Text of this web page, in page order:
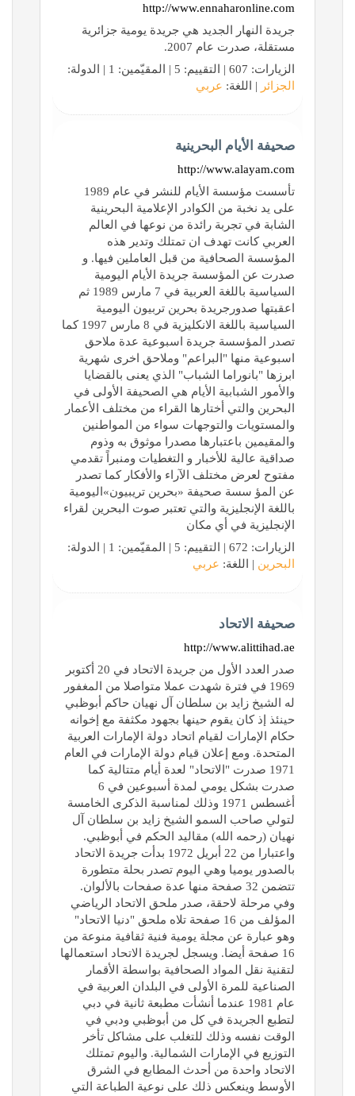
http://www.ennaharonline.com
جريدة النهار الجديد هي جريدة يومية جزائرية
مستقلة، صدرت عام 2007.
الزيارات: 607 | التقييم: 5 | المقيّمين: 1 | الدولة:
الجزائر | اللغة: عربي
صحيفة الأيام البحرينية
http://www.alayam.com
تأسست مؤسسة الأيام للنشر في عام 1989
على يد نخبة من الكوادر الإعلامية البحرينية
الشابة في تجربة رائدة من نوعها في العالم
العربي كانت تهدف ان تمتلك وتدير هذه
المؤسسة الصحافية من قبل العاملين فيها. و
صدرت عن المؤسسة جريدة الأيام اليومية
السياسية باللغة العربية في 7 مارس 1989 ثم
اعقبتها صدورجريدة بحرين تربيون اليومية
السياسية باللغة الانكليزية في 8 مارس 1997 كما
تصدر المؤسسة جريدة اسبوعية عدة ملاحق
اسبوعية منها "البراعم" وملاحق اخرى شهرية
ابرزها "بانوراما الشباب" الذي يعنى بالقضايا
والأمور الشبابية الأيام هي الصحيفة الأولى في
البحرين والتي أختارها القراء من مختلف الأعمار
والمستويات والتوجهات سواء من المواطنين
والمقيمين باعتبارها مصدرا موثوق به وذوم
صداقية عالية للأخبار و التغطيات ومنبراً تقدمي
مفتوح لعرض مختلف الآراء والأفكار كما تصدر
عن المؤ سسة صحيفة «بحرين تريبيون»اليومية
باللغة الإنجليزية والتي تعتبر صوت البحرين لقراء
الإنجليزية في أي مكان
الزيارات: 672 | التقييم: 5 | المقيّمين: 1 | الدولة:
البحرين | اللغة: عربي
صحيفة الاتحاد
http://www.alittihad.ae
صدر العدد الأول من جريدة الاتحاد في 20 أكتوبر
1969 في فترة شهدت عملا متواصلا من المغفور
له الشيخ زايد بن سلطان آل نهيان حاكم أبوظبي
حينئذ إذ كان يقوم حينها بجهود مكثفة مع إخوانه
حكام الإمارات لقيام اتحاد دولة الإمارات العربية
المتحدة. ومع إعلان قيام دولة الإمارات في العام
1971 صدرت "الاتحاد" لعدة أيام متتالية كما
صدرت بشكل يومي لمدة أسبوعين في 6
أغسطس 1971 وذلك لمناسبة الذكرى الخامسة
لتولي صاحب السمو الشيخ زايد بن سلطان آل
نهيان (رحمه الله) مقاليد الحكم في أبوظبي.
واعتبارا من 22 أبريل 1972 بدأت جريدة الاتحاد
بالصدور يوميا وهي اليوم تصدر بحلة متطورة
تتضمن 32 صفحة منها عدة صفحات بالألوان.
وفي مرحلة لاحقة، صدر ملحق الاتحاد الرياضي
المؤلف من 16 صفحة تلاه ملحق "دنيا الاتحاد"
وهو عبارة عن مجلة يومية فنية ثقافية منوعة من
16 صفحة أيضا. ويسجل لجريدة الاتحاد استعمالها
لتقنية نقل المواد الصحافية بواسطة الأقمار
الصناعية للمرة الأولى في البلدان العربية في
عام 1981 عندما أنشأت مطبعة ثانية في دبي
لتطبع الجريدة في كل من أبوظبي ودبي في
الوقت نفسه وذلك للتغلب على مشاكل تأخر
التوزيع في الإمارات الشمالية. واليوم تمتلك
الاتحاد واحدة من أحدث المطابع في الشرق
الأوسط وينعكس ذلك على نوعية الطباعة التي